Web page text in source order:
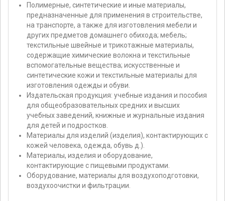
Полимерные, синтетические и иные материалы,
предназначенные для применения в строительстве,
на транспорте, а также для изготовления мебели и
других предметов домашнего обихода; мебель;
текстильные швейные и трикотажные материалы,
содержащие химические волокна и текстильные
вспомогательные вещества; искусственные и
синтетические кожи и текстильные материалы для
изготовления одежды и обуви.
Издательская продукция: учебные издания и пособия
для общеобразовательных средних и высших
учебных заведений, книжные и журнальные издания
для детей и подростков.
Материалы для изделий (изделия), контактирующих с
кожей человека, одежда, обувь д.).
Материалы, изделия и оборудование,
контактирующие с пищевыми продуктами.
Оборудование, материалы для воздухоподготовки,
воздухоочистки и фильтрации.